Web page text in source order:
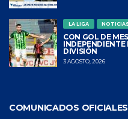
LA LIGA
CON GOL DE
INDEPENDIENTE
DIVISIÓN
3 AGOSTO, 2026
COMUNICADOS OFICIALES